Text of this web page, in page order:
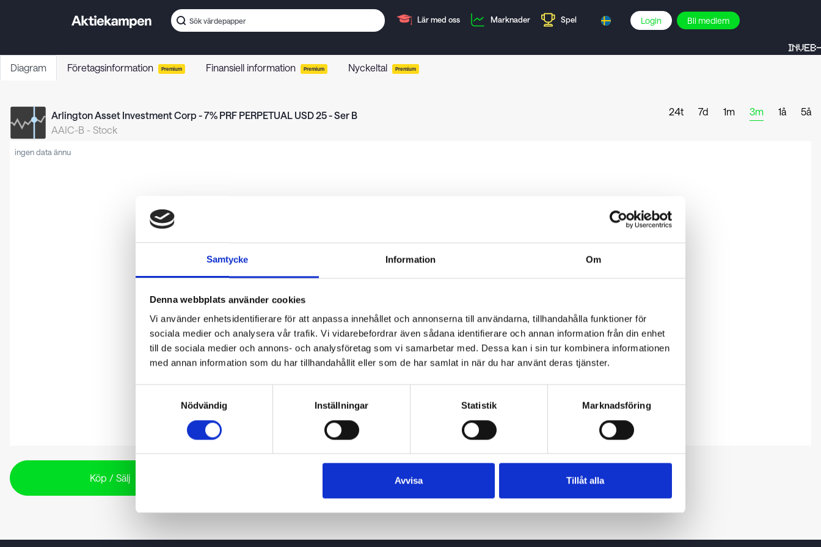
Samtycke Information Om
Denna webbplats använder cookies
Vi använder enhetsidentifierare för att anpassa innehållet och annonserna till användarna, tillhandahålla funktioner för
sociala medier och analysera vår trafik. Vi vidarebefordrar även sådana identifierare och annan information från din enhet
till de sociala medier och annons- och analysföretag som vi samarbetar med. Dessa kan i sin tur kombinera informationen
med annan information som du har tillhandahållit eller som de har samlat in när du har använt deras tjänster.
Nödvändig
Inställningar Statistik Marknadsföring
Avvisa Tillåt alla
Lär med oss Marknader Spel Login Bli medlem
INVEB-S
Diagram Företagsinformation Premium Finansiell information Premium Nyckeltal Premium
Arlington Asset Investment Corp - 7% PRF PERPETUAL USD 25 - Ser B
AAIC-B - Stock
24t 7d 1m 3m 1å 5å
ingen data ännu
Köp / Sälj